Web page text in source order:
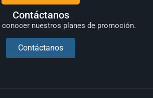
Contáctanos
conocer nuestros planes de promoción.
Contáctanos